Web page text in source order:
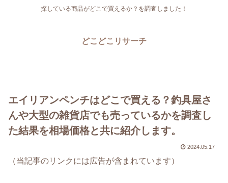
探している商品がどこで買えるか？を調査しました！
どこどこリサーチ
エイリアンペンチはどこで買える？釣具屋さ
んや大型の雑貨店でも売っているかを調査し
た結果を相場価格と共に紹介します。
2024.05.17
（当記事のリンクには広告が含まれています）